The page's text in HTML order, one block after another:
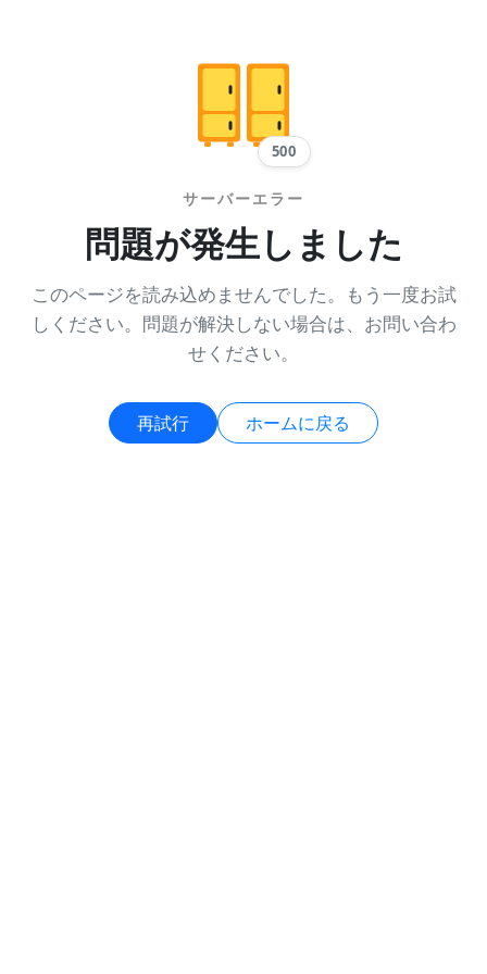
500
サーバーエラー
問題が発生しました
このページを読み込めませんでした。もう一度お試
しください。問題が解決しない場合は、お問い合わ
せください。
再試行 ホームに戻る